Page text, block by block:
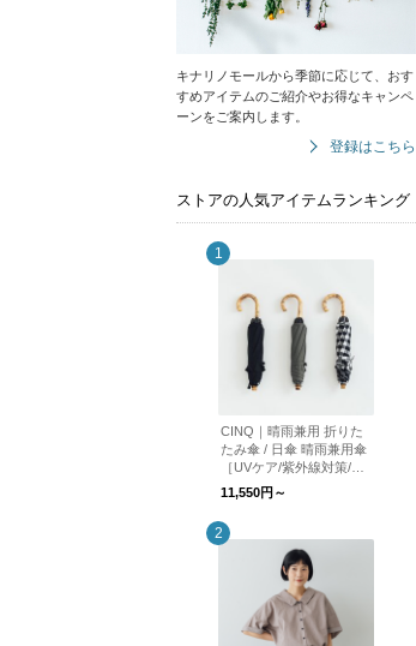
キナリノモールから季節に応じて、おす
すめアイテムのご紹介やお得なキャンペ
ーンをご案内します。
登録はこちら
ストアの人気アイテムランキング
CINQ｜晴雨兼用 折りた
たみ傘 / 日傘 晴雨兼用傘
［UVケア/紫外線対策/母
の日］
11,550円～